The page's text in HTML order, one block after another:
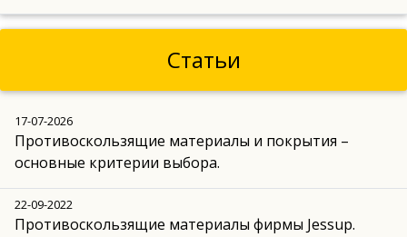
Статьи
17-07-2026
Противоскользящие материалы и покрытия –
основные критерии выбора.
22-09-2022
Противоскользящие материалы фирмы Jessup.